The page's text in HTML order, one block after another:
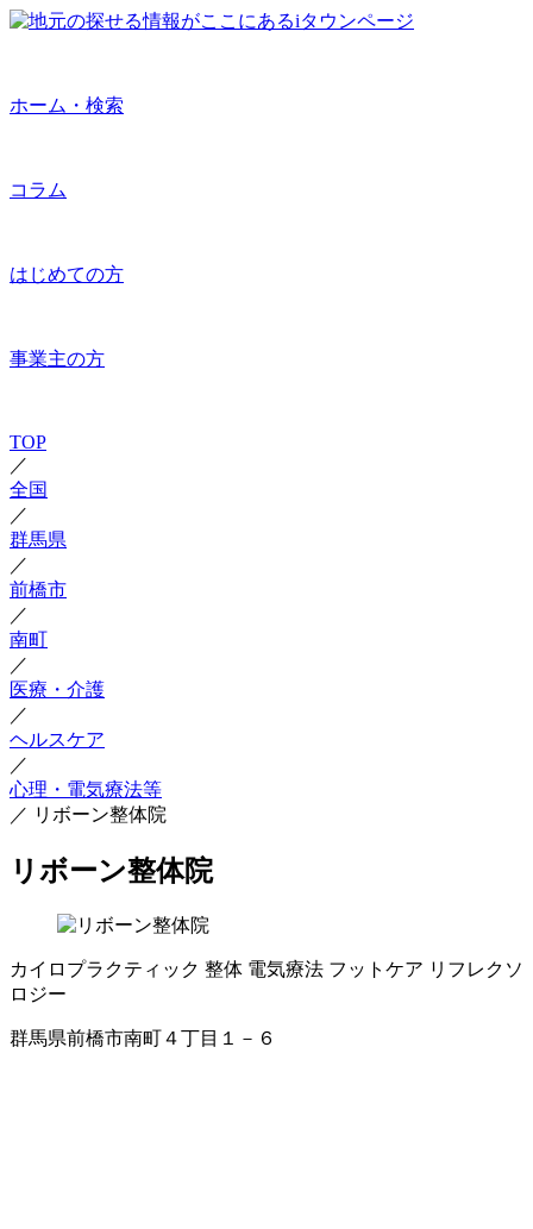
ホーム・検索
コラム
はじめての方
事業主の方
TOP
／
全国
／
群馬県
／
前橋市
／
南町
／
医療・介護
／
ヘルスケア
／
心理・電気療法等
／ リボーン整体院
リボーン整体院
カイロプラクティック 整体 電気療法 フットケア リフレクソ
ロジー
群馬県前橋市南町４丁目１－６